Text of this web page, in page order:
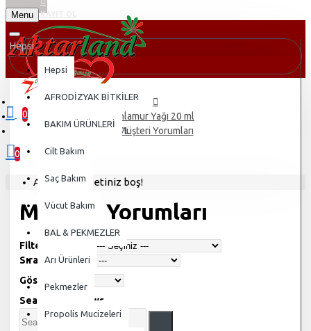
KAYIT OL
Menu
0
0 ürün - 0,00TL
0
Alışveriş sepetiniz boş!
Hepsi
Hepsi
AFRODİZYAK BİTKİLER
BAKIM ÜRÜNLERİ
Cilt Bakım
Saç Bakım
Vücut Bakım
BAL & PEKMEZLER
Arı Ürünleri
Pekmezler
Propolis Mucizeleri
Ihlamur Yağı 20 ml
Müşteri Yorumları
Müşteri Yorumları
Filter By Image
Sırala:
Göster:
Search In Reviews